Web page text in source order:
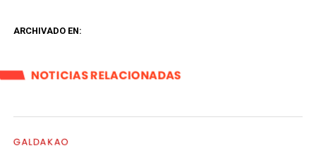
ARCHIVADO EN:
NOTICIAS RELACIONADAS
GALDAKAO